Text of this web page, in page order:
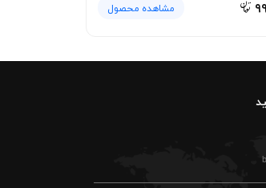
مشاهده محصول